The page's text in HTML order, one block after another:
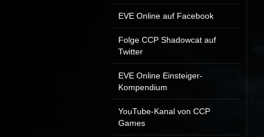
EVE Online auf Facebook
Folge CCP Shadowcat auf
Twitter
EVE Online Einsteiger-
Kompendium
YouTube-Kanal von CCP
Games